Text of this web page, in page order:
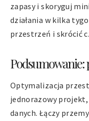
zapasy i skoryguj
działania w kilka
przestrzeń i skrócić
Podsumowanie:
Optymalizacja
jednorazowy projekt,
danych. Łączy